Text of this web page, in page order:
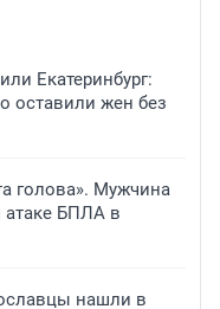
Екатеринбург:
оставили жен без
голова». Мужчина
атаке БПЛА в
нашли в